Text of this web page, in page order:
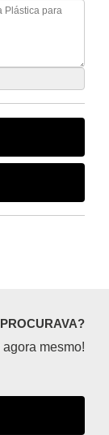
mesmo!